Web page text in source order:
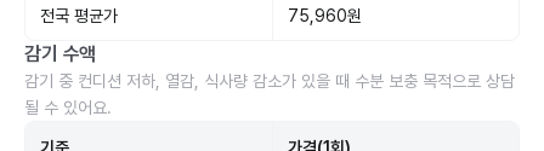
전국 평균가 75,960원
감기 수액
감기 중 컨디션 저하, 열감, 식사량 감소가 있을 때 수분 보충 목적으로 상담
될 수 있어요.